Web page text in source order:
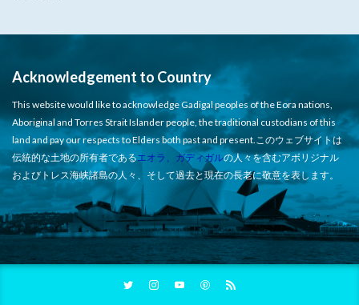
Acknowledgement to Country
This website would like to acknowledge Gadigal peoples of the Eora nations,
Aboriginal and Torres Strait Islander people, the traditional custodians of this
land and pay our respects to Elders both past and present.このウェブサイトは
伝統的な土地の所有者である エオラ、ガディガルの人々を含むアボリジナル
およびトレス海峡諸島の人々、そして過去と現在の長老に敬意を表します。